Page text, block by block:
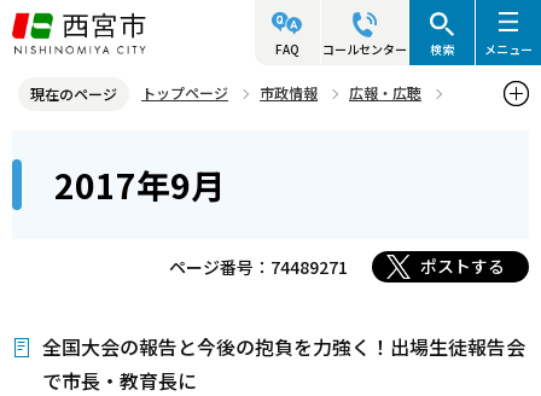
こ
の
ジ
先
FAQ コールセンター 検索 メニュー
現在のページ トップページ 市政情報
広報・広聴
こ
2017年9月
ページ番号：74489271 ポストする
全国大会の報告と今後の抱負を力強く！出場生徒報告会
で市長・教育長に